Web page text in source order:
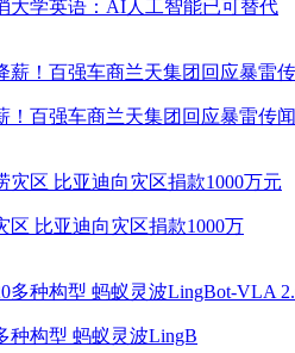
大学英语：AI人工智能已可替代
！百强车商兰天集团回应暴雷传闻
区 比亚迪向灾区捐款1000万
种构型 蚂蚁灵波LingB